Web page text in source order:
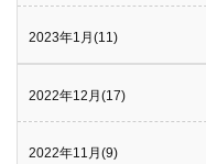
2023年1月(11)
2022年12月(17)
2022年11月(9)